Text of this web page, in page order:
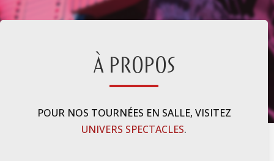
À PROPOS
POUR NOS TOURNÉES EN SALLE, VISITEZ
UNIVERS SPECTACLES.